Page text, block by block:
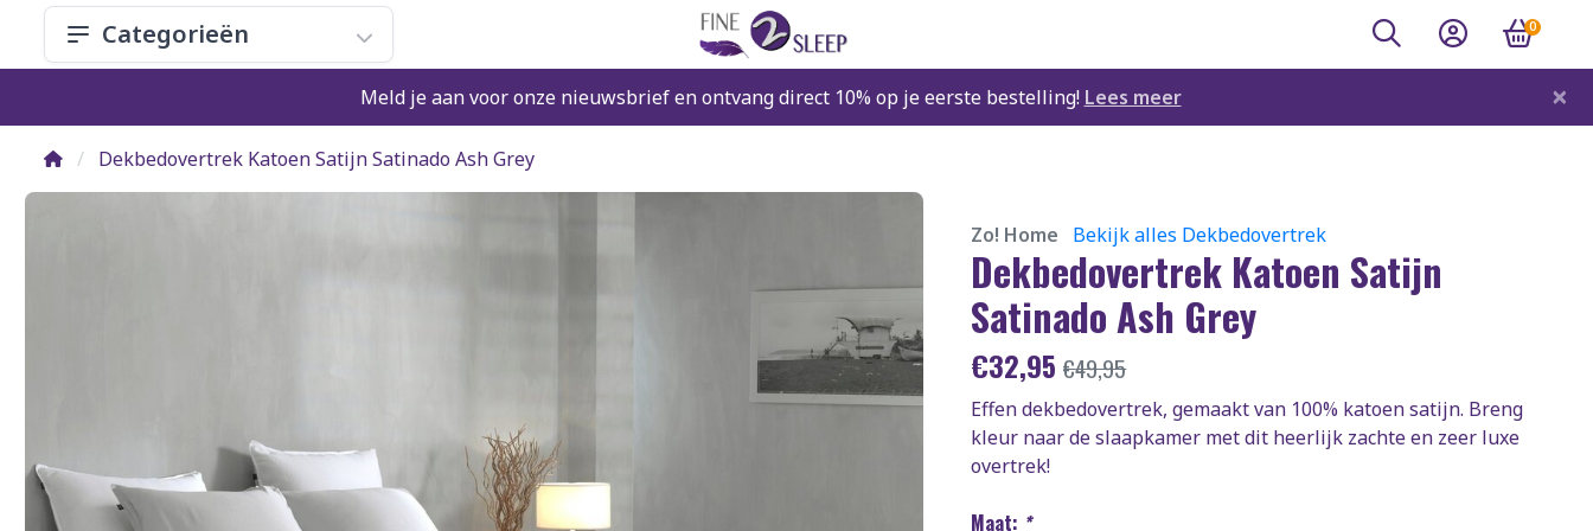
Categorieën 0
Meld je aan voor onze nieuwsbrief en ontvang direct 10% op je eerste bestelling! Lees meer ×
Dekbedovertrek Katoen Satijn Satinado Ash Grey
Zo! Home Bekijk alles Dekbedovertrek
Dekbedovertrek Katoen Satijn
Satinado Ash Grey
€32,95€49,95
Effen dekbedovertrek, gemaakt van 100% katoen satijn. Breng
kleur naar de slaapkamer met dit heerlijk zachte en zeer luxe
overtrek!
Maat: *